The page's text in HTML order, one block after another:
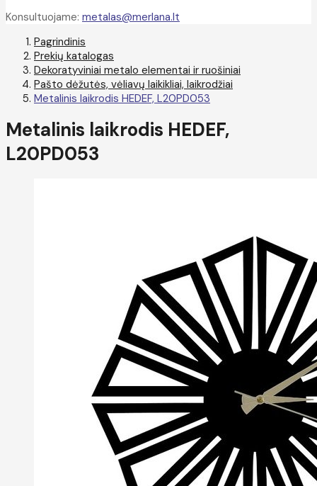
Konsultuojame: metalas@merlana.lt
Pagrindinis
Prekių katalogas
Dekoratyviniai metalo elementai ir ruošiniai
Pašto dėžutės, vėliavų laikikliai, laikrodžiai
Metalinis laikrodis HEDEF, L20PD053
Metalinis laikrodis HEDEF,
L20PD053